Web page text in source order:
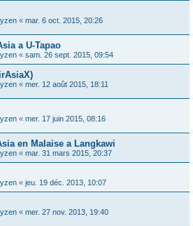
« mar. 6 oct. 2015, 20:26
a U-Tapao
« sam. 26 sept. 2015, 09:54
« mer. 12 août 2015, 18:11
« mer. 17 juin 2015, 08:16
en Malaise a Langkawi
« mar. 31 mars 2015, 20:37
« jeu. 19 déc. 2013, 10:07
« mer. 27 nov. 2013, 19:40